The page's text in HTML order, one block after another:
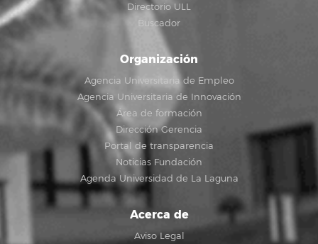
Directorio ULL
Buscador
Organización
Agencia Universitaria de Empleo
Agencia Universitaria de Innovación
Área de formación
Dirección Gerencia
Portal de transparencia
Noticias Fundación
Agenda Universidad de La Laguna
Acerca de
Aviso Legal